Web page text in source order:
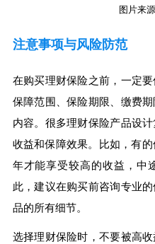
图片来
注意事项与风险防范
在购买理财保险之前，一定
保障范围、保险期限、缴费
内容。很多理财保险产品设
收益和保障效果。比如，有
年才能享受较高的收益，中
此，建议在购买前咨询专业
品的所有细节。
选择理财保险时，不要被高